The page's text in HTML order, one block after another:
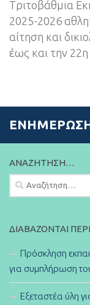
Tριτοβάθμια
2025-2026
αίτηση και
έως και την
ΑΝΑΖΉΤΗΣΗ…
Αναζήτηση
για:
ΔΙΑΒΆΖΟΝΤΑΙ
Πρόσκληση
για συμπλήρωση
Εξεταστέα ύλη